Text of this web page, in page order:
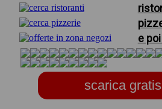
e poi
scarica